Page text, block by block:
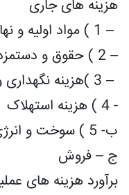
هزینه های جاری
– 1 ) مواد اولیه و نهاده های تولید
– 2 ) حقوق و دستمزد
– 3 )هزینه نگهداری و تعمیرات
- 4 ) هزینه استهلاک
ب- 5 ) سوخت و انرژی
ج – فروش
برآورد هزینه های